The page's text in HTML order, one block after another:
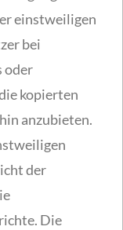
einstweiligen
bei
oder
kopierten
anzubieten.
der
Die